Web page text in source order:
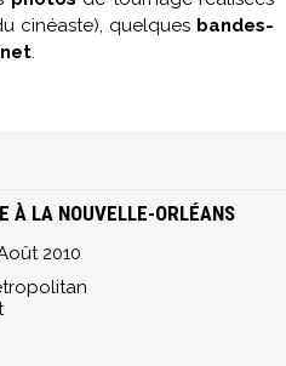
cinéaste), quelques bandes-
.
À LA NOUVELLE-ORLÉANS
2010